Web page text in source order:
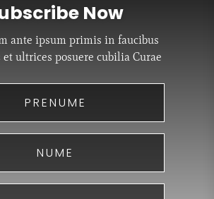
Now
ante ipsum primis in faucibus
ultrices posuere cubilia Curae